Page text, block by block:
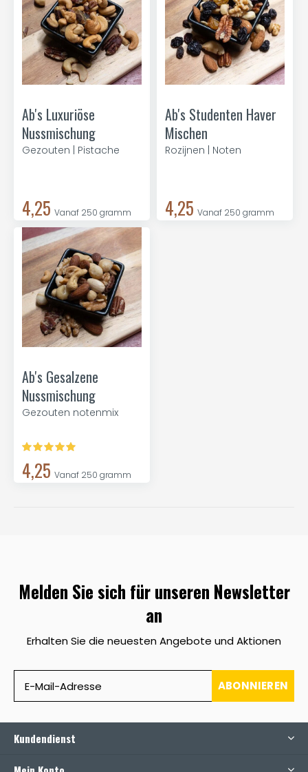
Ab's Luxuriöse
Nussmischung
Gezouten | Pistache
4,25 Vanaf 250 gramm
Ab's Studenten Haver
Mischen
Rozijnen | Noten
4,25 Vanaf 250 gramm
Ab's Gesalzene
Nussmischung
Gezouten notenmix
4,25 Vanaf 250 gramm
Melden Sie sich für unseren Newsletter
an
Erhalten Sie die neuesten Angebote und Aktionen
ABONNIEREN
Kundendienst